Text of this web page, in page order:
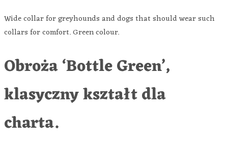
Wide collar for greyhounds and dogs that should wear such
collars for comfort. Green colour.
Obroża ‘Bottle Green’,
klasyczny kształt dla
charta.